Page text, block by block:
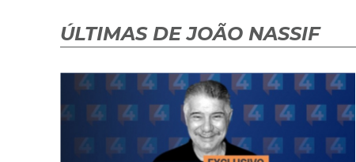
ÚLTIMAS DE JOÃO NASSIF